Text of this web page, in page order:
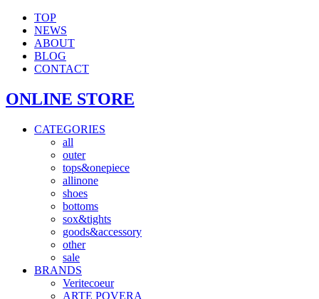
TOP
NEWS
ABOUT
BLOG
CONTACT
ONLINE STORE
CATEGORIES
all
outer
tops&onepiece
allinone
shoes
bottoms
sox&tights
goods&accessory
other
sale
BRANDS
Veritecoeur
ARTE POVERA